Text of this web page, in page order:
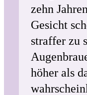
zehn
Gesicht
straffer zu
höher als